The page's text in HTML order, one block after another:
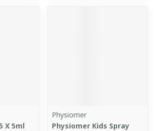
X 5ml
Physiomer
Physiomer Kids Spray